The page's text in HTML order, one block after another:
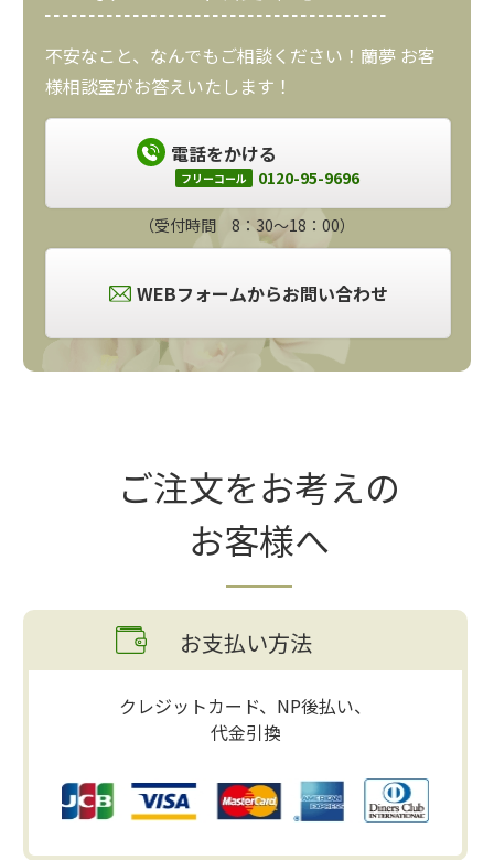
不安なこと、なんでもご相談ください！蘭夢 お客
様相談室がお答えいたします！
電話をかける
フリーコール 0120-95-9696
（受付時間 8：30～18：00）
WEBフォームからお問い合わせ
ご注文をお考えの
お客様へ
お支払い方法
クレジットカード、NP後払い、
代金引換